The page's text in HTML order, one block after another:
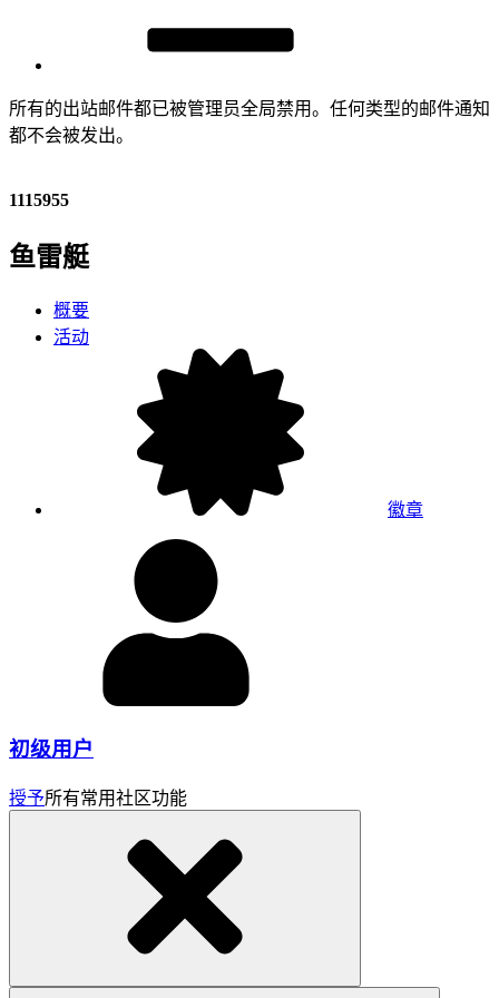
所有的出站邮件都已被管理员全局禁用。任何类型的邮件通知
都不会被发出。
1115955
鱼雷艇
概要
活动
徽章
初级用户
授予所有常用社区功能